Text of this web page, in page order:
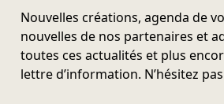
Nouvelles créations, agenda de
nouvelles de nos partenaires et
toutes ces actualités et plus
lettre d’information. N’hésitez